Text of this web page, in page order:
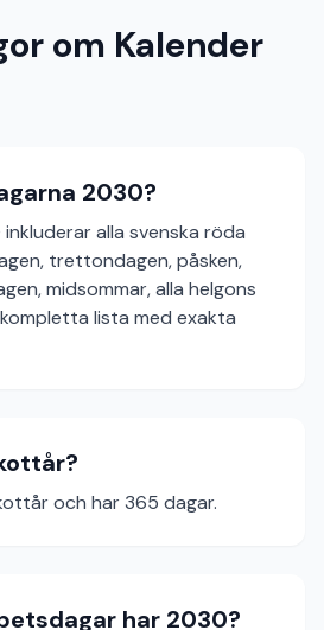
om Kalender
2030?
alla svenska röda
trettondagen, påsken,
midsommar, alla helgons
lista med exakta
och har 365 dagar.
har 2030?